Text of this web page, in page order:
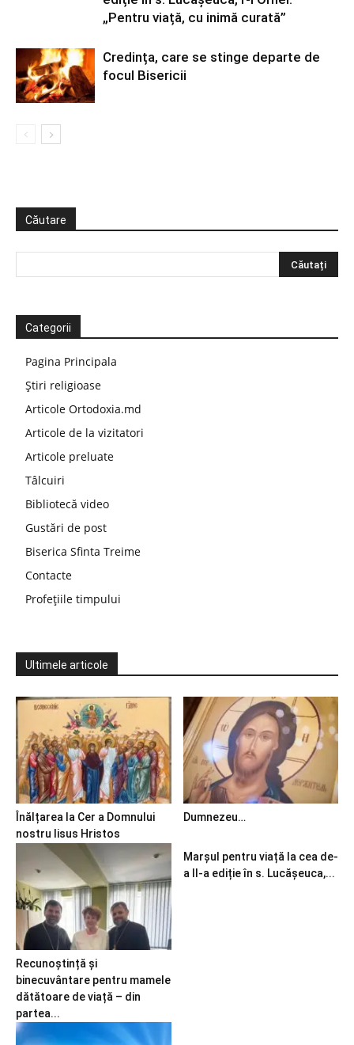
„Pentru viață, cu inimă curată”
Credința, care se stinge departe de
focul Bisericii
Căutare
Categorii
Pagina Principala
Știri religioase
Articole Ortodoxia.md
Articole de la vizitatori
Articole preluate
Tâlcuiri
Bibliotecă video
Gustări de post
Biserica Sfinta Treime
Contacte
Profețiile timpului
Ultimele articole
Înălțarea la Cer a Domnului
nostru Iisus Hristos
Dumnezeu…
Recunoștință și
binecuvântare pentru mamele
dătătoare de viață – din
partea...
Marșul pentru viață la cea de-
a II-a ediție în s. Lucășeuca,...